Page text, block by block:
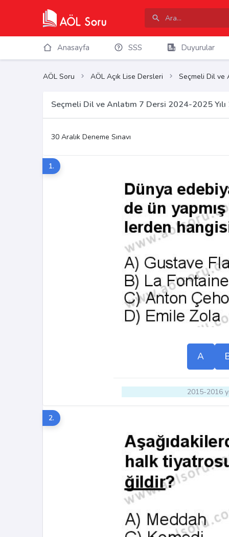
Anasayfa SSS Duyurular
AÖL Soru AÖL Açık Lise Dersleri Seçmeli Dil ve
Seçmeli Dil ve Anlatım 7 Dersi 2024-2025 Yılı
30 Aralık Deneme Sınavı
1.
A
2015-2016
2.